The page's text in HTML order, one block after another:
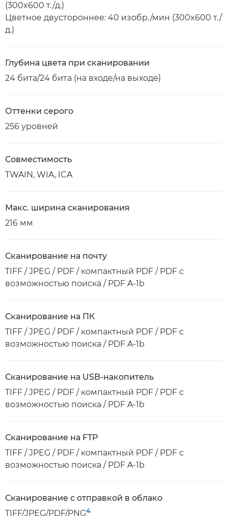
(300x600 т./д.)
Цветное двустороннее: 40 изобр./мин (300x600 т./
д.)
Глубина цвета при сканировании
24 бита/24 бита (на входе/на выходе)
Оттенки серого
256 уровней
Совместимость
TWAIN, WIA, ICA
Макс. ширина сканирования
216 мм
Сканирование на почту
TIFF / JPEG / PDF / компактный PDF / PDF с
возможностью поиска / PDF A-1b
Сканирование на ПК
TIFF / JPEG / PDF / компактный PDF / PDF с
возможностью поиска / PDF A-1b
Сканирование на USB-накопитель
TIFF / JPEG / PDF / компактный PDF / PDF с
возможностью поиска / PDF A-1b
Сканирование на FTP
TIFF / JPEG / PDF / компактный PDF / PDF с
возможностью поиска / PDF A-1b
Сканирование с отправкой в облако
TIFF/JPEG/PDF/PNG4